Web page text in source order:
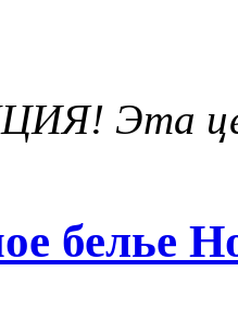
Эта
белье